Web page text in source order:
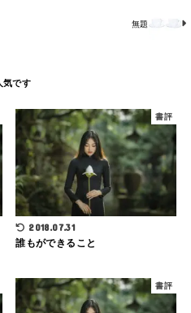
無題
書評
2018.07.31
誰もができること
書評